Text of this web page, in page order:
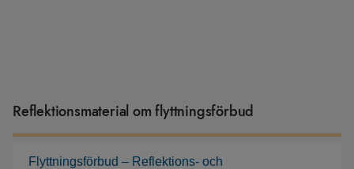
Reflektionsmaterial om flyttningsförbud
Flyttningsförbud – Reflektions- och